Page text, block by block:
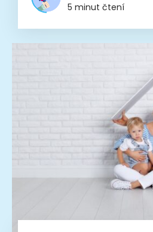
5 minut čtení